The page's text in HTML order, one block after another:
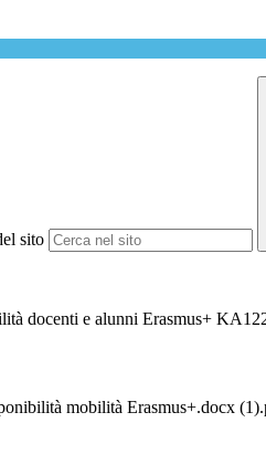
sito
docenti e alunni Erasmus+
mobilità Erasmus+.docx